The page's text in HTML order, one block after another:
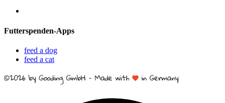
Futterspenden-Apps
feed a dog
feed a cat